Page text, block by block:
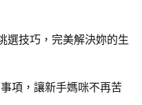
選技巧，完美解決妳的生
項，讓新手媽咪不再苦